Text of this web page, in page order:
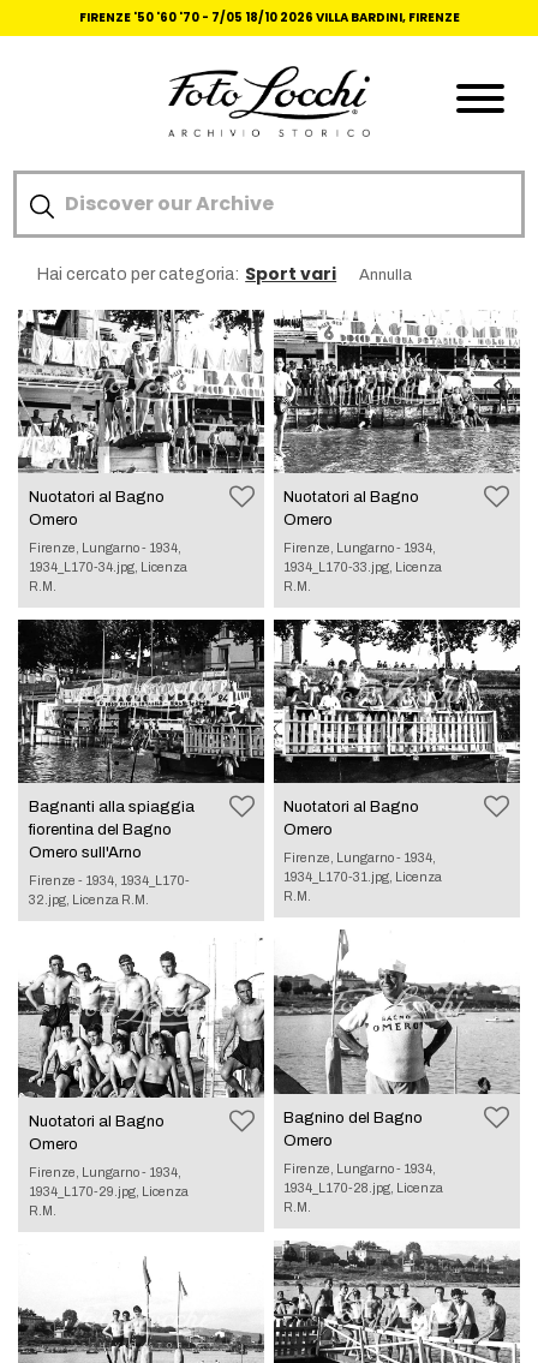
FIRENZE '50 '60 '70 - 7/05 18/10 2026 VILLA BARDINI, FIRENZE
Hai cercato per categoria: Sport vari Annulla
Nuotatori al Bagno
Omero
Firenze, Lungarno - 1934,
1934_L170-34.jpg, Licenza
R.M.
Bagnanti alla spiaggia
fiorentina del Bagno
Omero sull'Arno
Firenze - 1934, 1934_L170-
32.jpg, Licenza R.M.
Nuotatori al Bagno
Omero
Firenze, Lungarno - 1934,
1934_L170-29.jpg, Licenza
R.M.
Nuotatori al Bagno
Omero
Firenze, Lungarno - 1934,
1934_L170-33.jpg, Licenza
R.M.
Nuotatori al Bagno
Omero
Firenze, Lungarno - 1934,
1934_L170-31.jpg, Licenza
R.M.
Bagnino del Bagno
Omero
Firenze, Lungarno - 1934,
1934_L170-28.jpg, Licenza
R.M.